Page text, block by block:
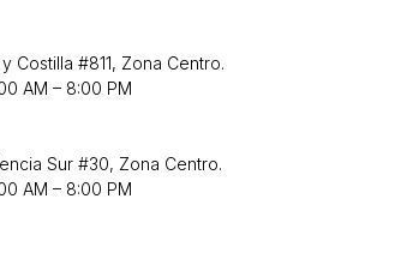
Costilla #811, Zona Centro.
AM – 8:00 PM
Sur #30, Zona Centro.
AM – 8:00 PM